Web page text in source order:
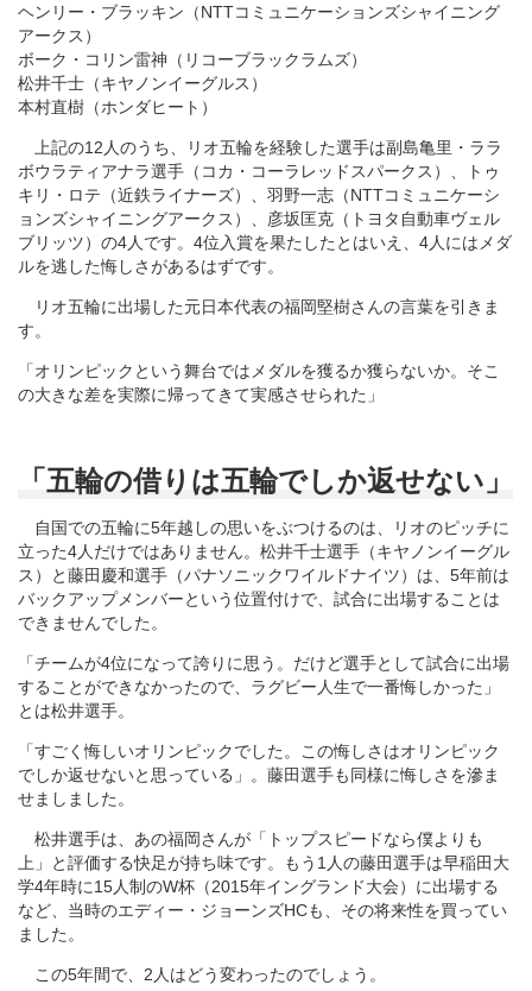
ヘンリー・ブラッキン（NTTコミュニケーションズシャイニング
アークス）
ボーク・コリン雷神（リコーブラックラムズ）
松井千士（キヤノンイーグルス）
本村直樹（ホンダヒート）
上記の12人のうち、リオ五輪を経験した選手は副島亀里・ララ
ボウラティアナラ選手（コカ・コーラレッドスパークス）、トゥ
キリ・ロテ（近鉄ライナーズ）、羽野一志（NTTコミュニケーシ
ョンズシャイニングアークス）、彦坂匡克（トヨタ自動車ヴェル
ブリッツ）の4人です。4位入賞を果たしたとはいえ、4人にはメダ
ルを逃した悔しさがあるはずです。
リオ五輪に出場した元日本代表の福岡堅樹さんの言葉を引きま
す。
「オリンピックという舞台ではメダルを獲るか獲らないか。そこ
の大きな差を実際に帰ってきて実感させられた」
「五輪の借りは五輪でしか返せない」
自国での五輪に5年越しの思いをぶつけるのは、リオのピッチに
立った4人だけではありません。松井千士選手（キヤノンイーグル
ス）と藤田慶和選手（パナソニックワイルドナイツ）は、5年前は
バックアップメンバーという位置付けで、試合に出場することは
できませんでした。
「チームが4位になって誇りに思う。だけど選手として試合に出場
することができなかったので、ラグビー人生で一番悔しかった」
とは松井選手。
「すごく悔しいオリンピックでした。この悔しさはオリンピック
でしか返せないと思っている」。藤田選手も同様に悔しさを滲ま
せましました。
松井選手は、あの福岡さんが「トップスピードなら僕よりも
上」と評価する快足が持ち味です。もう1人の藤田選手は早稲田大
学4年時に15人制のW杯（2015年イングランド大会）に出場する
など、当時のエディー・ジョーンズHCも、その将来性を買ってい
ました。
この5年間で、2人はどう変わったのでしょう。